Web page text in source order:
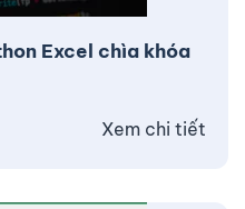
Excel chìa khóa
Xem chi tiết